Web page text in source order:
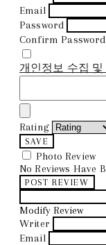
Email
Password
Confirm Password
개인정보 수집 및
Rating
SAVE
Photo Review
No Reviews Have
POST REVIEW
Modify Review
Writer
Email